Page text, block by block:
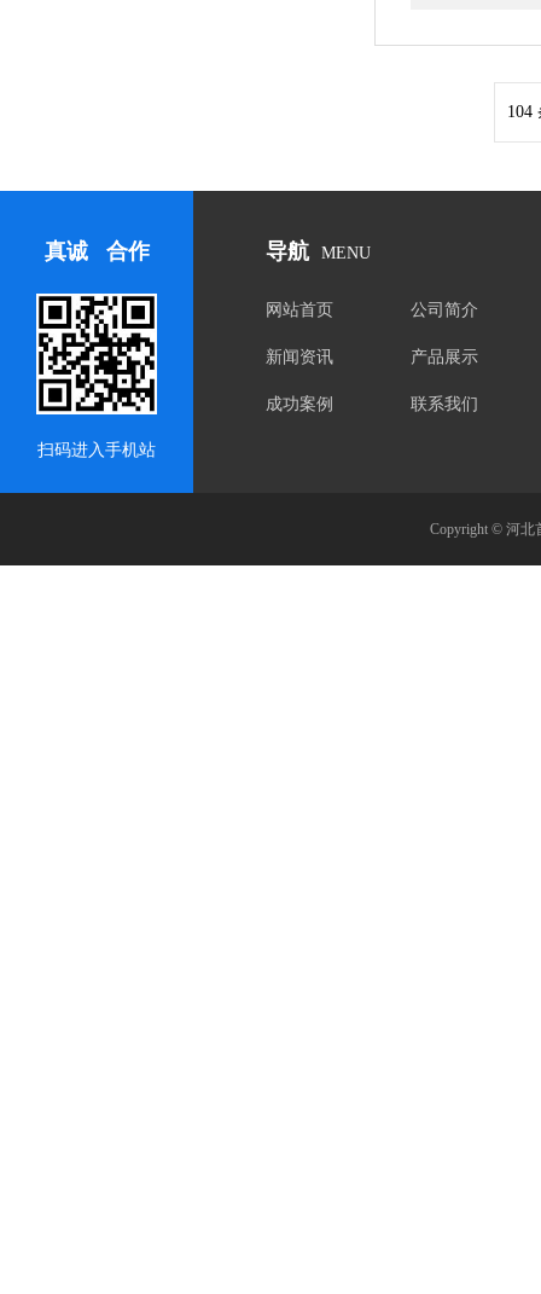
104
真诚 合作
扫码进入手机站
导航 MENU
网站首页 公司简介
新闻资讯 产品展示
成功案例 联系我们
Copyright © 河